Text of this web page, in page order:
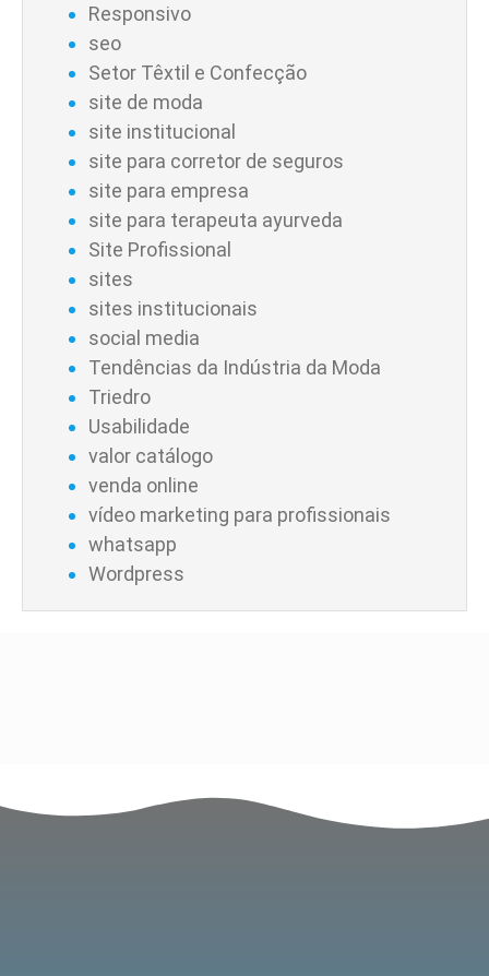
Responsivo
seo
Setor Têxtil e Confecção
site de moda
site institucional
site para corretor de seguros
site para empresa
site para terapeuta ayurveda
Site Profissional
sites
sites institucionais
social media
Tendências da Indústria da Moda
Triedro
Usabilidade
valor catálogo
venda online
vídeo marketing para profissionais
whatsapp
Wordpress